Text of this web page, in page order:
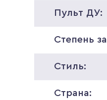
Пульт ДУ:
Степень
Стиль:
Страна: